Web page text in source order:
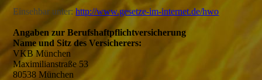
Einsehbar unter: http://www.gesetze-im-internet.de/hwo
Angaben zur Berufshaftpflichtversicherung
Name und Sitz des Versicherers:
VKB München
Maximilianstraße 53
80538 München